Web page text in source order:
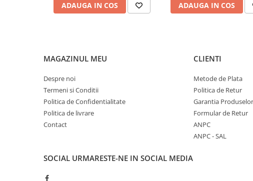
ADAUGA IN COS ADAUGA IN COS
MAGAZINUL MEU
Despre noi
Termeni si Conditii
Politica de Confidentialitate
Politica de livrare
Contact
CLIENTI
Metode de Plata
Politica de Retur
Garantia Produselor
Formular de Retur
ANPC
ANPC - SAL
SOCIAL URMARESTE-NE IN SOCIAL MEDIA